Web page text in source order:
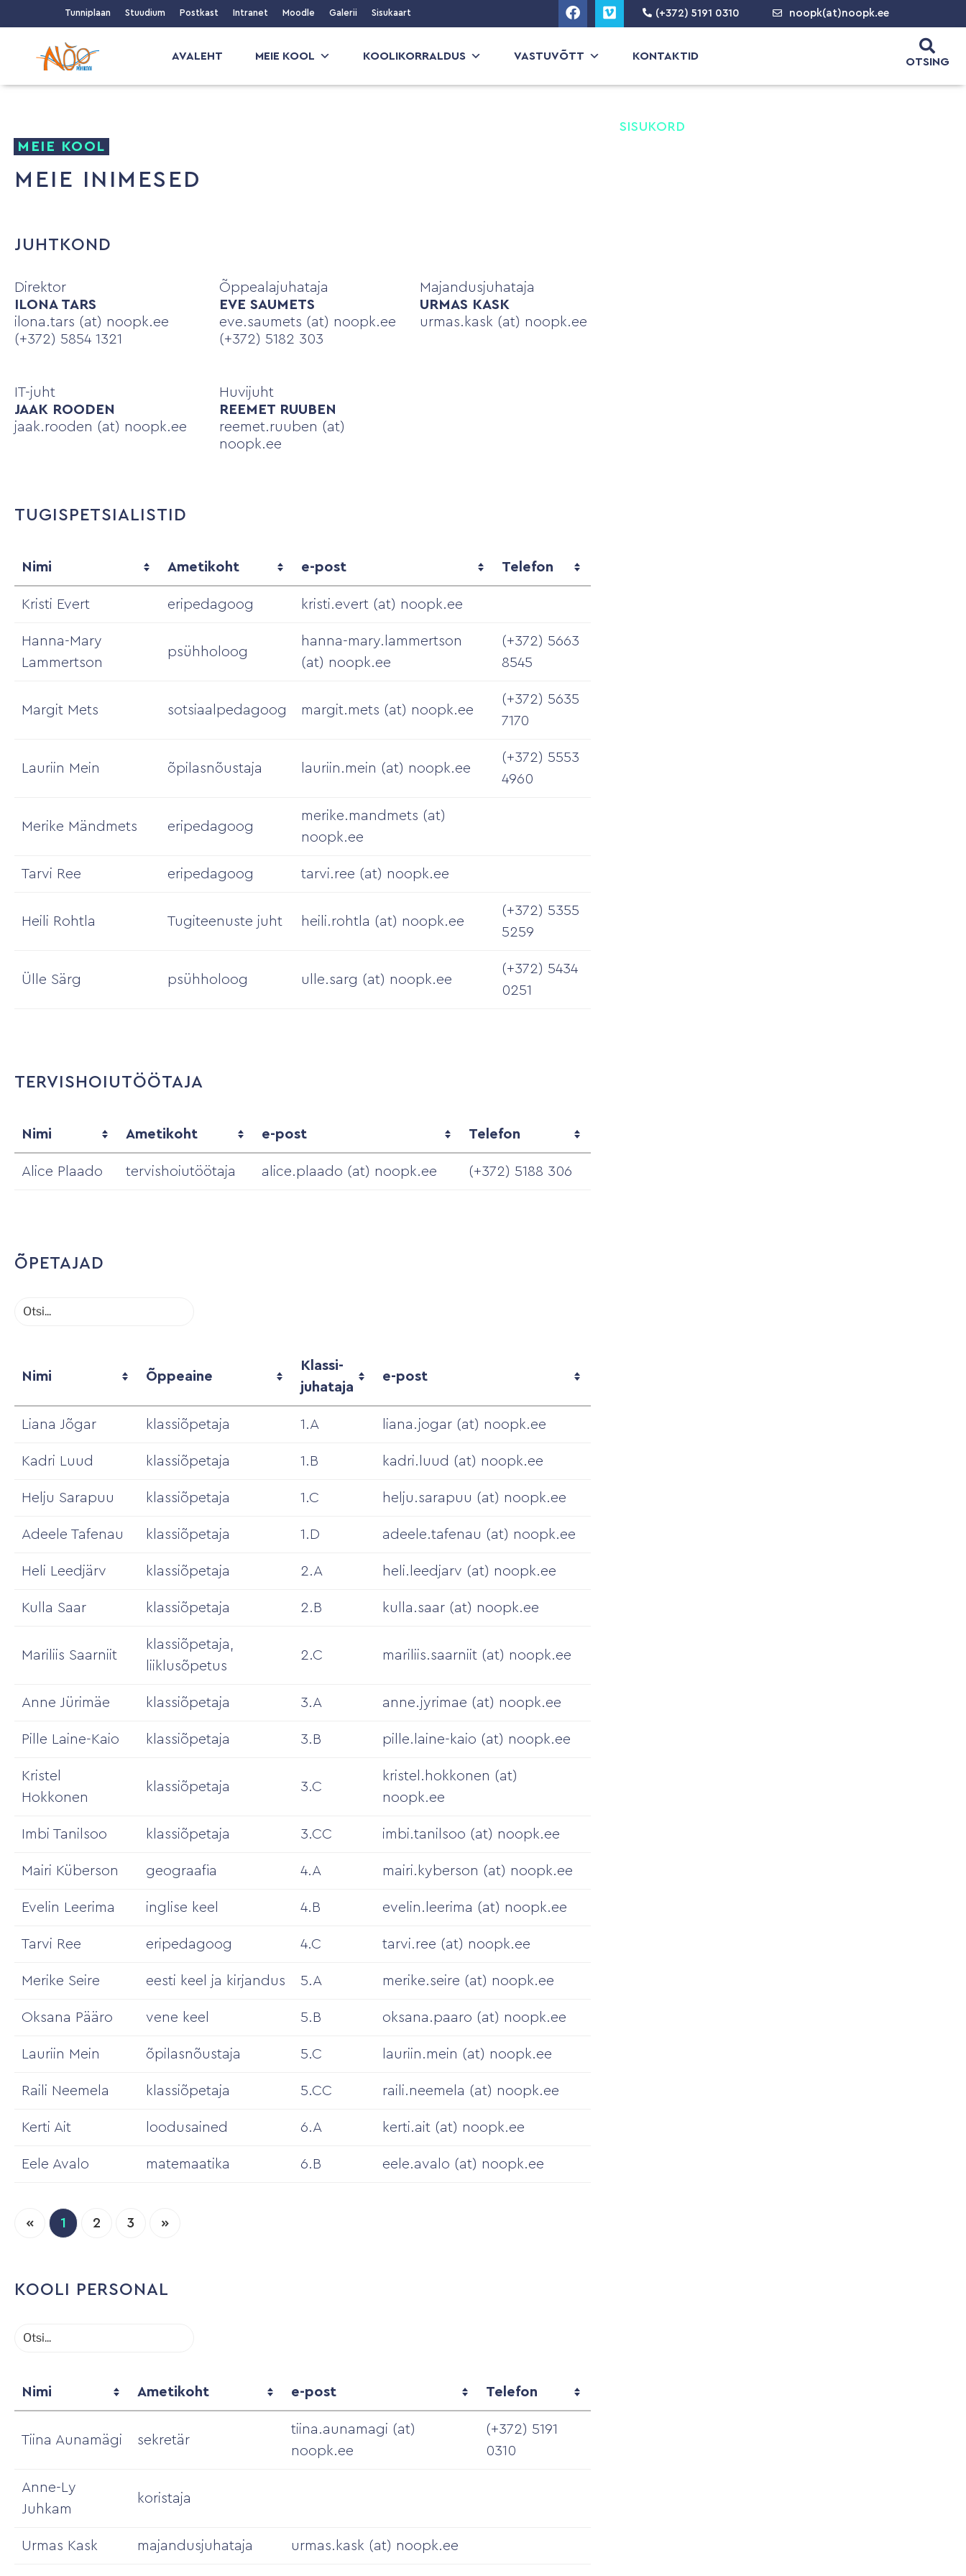
Tunniplaan Stuudium Postkast Intranet Moodle Galerii Sisukaart (+372) 5191 0310 noopk(at)noopk.ee
AVALEHT MEIE KOOL KOOLIKORRALDUS VASTUVÕTT KONTAKTID OTSING
MEIE KOOL
MEIE INIMESED
SISUKORD
JUHTKOND
Direktor
ILONA TARS
ilona.tars (at) noopk.ee
(+372) 5854 1321
Õppealajuhataja
EVE SAUMETS
eve.saumets (at) noopk.ee
(+372) 5182 303
Majandusjuhataja
URMAS KASK
urmas.kask (at) noopk.ee
IT-juht
JAAK ROODEN
jaak.rooden (at) noopk.ee
Huvijuht
REEMET RUUBEN
reemet.ruuben (at)
noopk.ee
TUGISPETSIALISTID
Nimi Ametikoht e-post Telefon
Kristi Evert eripedagoog kristi.evert (at) noopk.ee
Hanna-Mary
Lammertson
psühholoog
hanna-mary.lammertson
(at) noopk.ee
(+372) 5663
8545
Margit Mets sotsiaalpedagoog margit.mets (at) noopk.ee
(+372) 5635
7170
Lauriin Mein õpilasnõustaja lauriin.mein (at) noopk.ee
(+372) 5553
4960
Merike Mändmets eripedagoog
merike.mandmets (at)
noopk.ee
Tarvi Ree eripedagoog tarvi.ree (at) noopk.ee
Heili Rohtla Tugiteenuste juht heili.rohtla (at) noopk.ee
(+372) 5355
5259
Ülle Särg psühholoog ulle.sarg (at) noopk.ee
(+372) 5434
0251
TERVISHOIUTÖÖTAJA
Nimi Ametikoht e-post Telefon
Alice Plaado tervishoiutöötaja alice.plaado (at) noopk.ee (+372) 5188 306
ÕPETAJAD
Nimi Õppeaine
Klassi-
juhataja
e-post
Liana Jõgar klassiõpetaja 1.A liana.jogar (at) noopk.ee
Kadri Luud klassiõpetaja 1.B kadri.luud (at) noopk.ee
Helju Sarapuu klassiõpetaja 1.C helju.sarapuu (at) noopk.ee
Adeele Tafenau klassiõpetaja 1.D adeele.tafenau (at) noopk.ee
Heli Leedjärv klassiõpetaja 2.A heli.leedjarv (at) noopk.ee
Kulla Saar klassiõpetaja 2.B kulla.saar (at) noopk.ee
Mariliis Saarniit
klassiõpetaja,
liiklusõpetus
2.C mariliis.saarniit (at) noopk.ee
Anne Jürimäe klassiõpetaja 3.A anne.jyrimae (at) noopk.ee
Pille Laine-Kaio klassiõpetaja 3.B pille.laine-kaio (at) noopk.ee
Kristel
Hokkonen
klassiõpetaja 3.C
kristel.hokkonen (at)
noopk.ee
Imbi Tanilsoo klassiõpetaja 3.CC imbi.tanilsoo (at) noopk.ee
Mairi Küberson geograafia 4.A mairi.kyberson (at) noopk.ee
Evelin Leerima inglise keel 4.B evelin.leerima (at) noopk.ee
Tarvi Ree eripedagoog 4.C tarvi.ree (at) noopk.ee
Merike Seire eesti keel ja kirjandus 5.A merike.seire (at) noopk.ee
Oksana Pääro vene keel 5.B oksana.paaro (at) noopk.ee
Lauriin Mein õpilasnõustaja 5.C lauriin.mein (at) noopk.ee
Raili Neemela klassiõpetaja 5.CC raili.neemela (at) noopk.ee
Kerti Ait loodusained 6.A kerti.ait (at) noopk.ee
Eele Avalo matemaatika 6.B eele.avalo (at) noopk.ee
« 1 2 3 »
KOOLI PERSONAL
Nimi Ametikoht e-post Telefon
Tiina Aunamägi sekretär
tiina.aunamagi (at)
noopk.ee
(+372) 5191
0310
Anne-Ly
Juhkam
koristaja
Urmas Kask majandusjuhataja urmas.kask (at) noopk.ee